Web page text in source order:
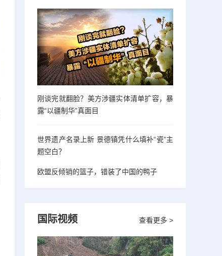
刚谈完就翻脸？美方涉疆实体清单扩容，暴
露“以疆制华”真面目
世界遗产名录上新 景德镇凭什么填补“瓷”主
题空白？
欧盟反倾销的篮子，错装了中国的鸭子
查看更多 >
国际视频